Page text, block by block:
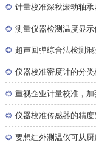
◎ 计量校准深秋滚动轴
◎ 测量仪器检测温度显
◎ 超声回弹综合法检测混
◎ 仪器校准密度计的分
◎ 重视企业计量校准，
◎ 仪器校准传感器的精度
◎ 要想红外测温仪可从